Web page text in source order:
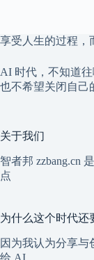
享受人生的过程，
AI 时代，不知道
也不希望关闭自己
关于我们
智者邦 zzbang.cn
点
为什么这个时代还
因为我认为分享与
给 AI